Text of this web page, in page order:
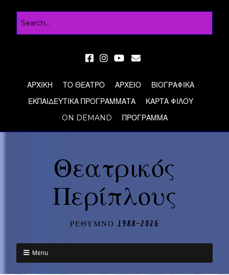
ΑΡΧΙΚΗ ΤΟ ΘΕΑΤΡΟ ΑΡΧΕΙΟ
ΒΙΟΓΡΑΦΙΚΑ
ΕΚΠΑΙΔΕΥΤΙΚΑ ΠΡΟΓΡΑΜΜΑΤΑ
ΚΑΡΤΑ ΦΙΛΟΥ
ON DEMAND
ΠΡΟΓΡΑΜΜΑ
Θεατρικός
Περίπλους
ΡΕΘΥΜΝΟ 1988-2026
Menu